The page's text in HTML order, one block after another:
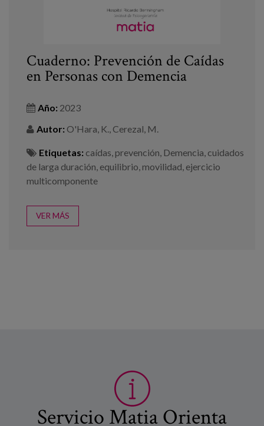
Cuaderno: Prevención de Caídas
en Personas con Demencia
Año: 2023
Autor: O'Hara, K., Cerezal, M.
Etiquetas: caídas prevención Demencia cuidados
de larga duración equilibrio movilidad ejercicio
multicomponente
VER MÁS
Servicio Matia Orienta